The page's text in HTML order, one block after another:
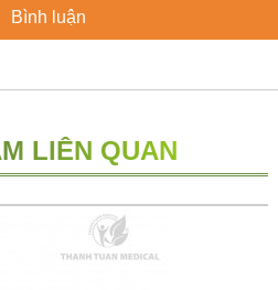
Bình luận
LIÊN QUAN